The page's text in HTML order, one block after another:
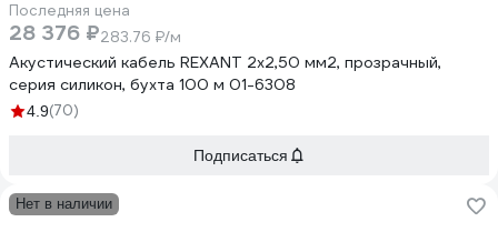
Последняя цена
28 376 ₽283.76 ₽/м
Акустический кабель REXANT 2х2,50 мм2, прозрачный,
серия силикон, бухта 100 м 01-6308
4.9(70)
Подписаться
Нет в наличии